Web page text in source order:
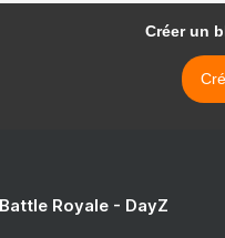
Créer un
Royale - DayZ